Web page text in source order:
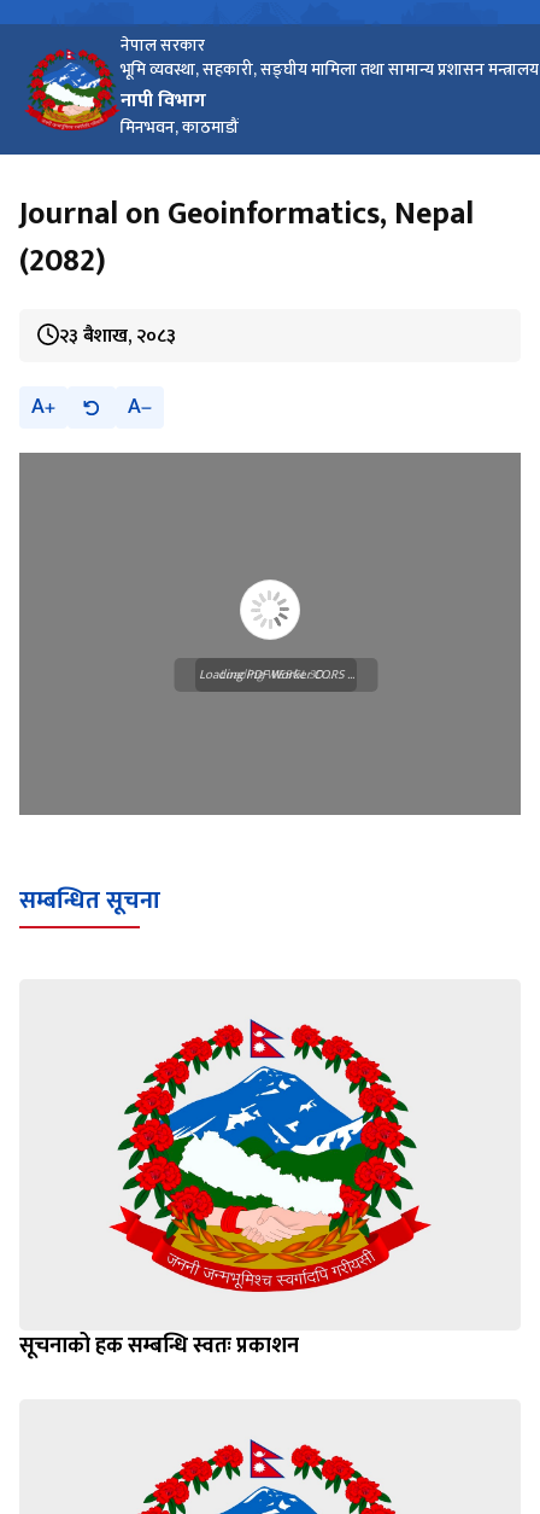
नेपाल सरकार
भूमि व्यवस्था, सहकारी, सङ्घीय मामिला तथा सामान्य प्रशासन मन्त्रालय
नापी विभाग
मिनभवन, काठमाडौं
Journal on Geoinformatics, Nepal
(2082)
२३ बैशाख, २०८३
A A
Loading WEBGL 3D ...
Loading PDF Worker CORS ...
सम्बन्धित सूचना
सूचनाको हक सम्बन्धि स्वतः प्रकाशन